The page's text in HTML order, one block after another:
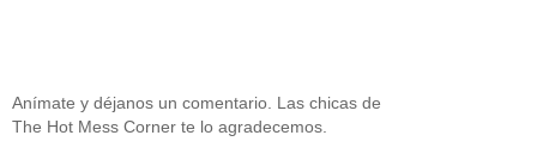
Anímate y déjanos un comentario. Las chicas de
The Hot Mess Corner te lo agradecemos.